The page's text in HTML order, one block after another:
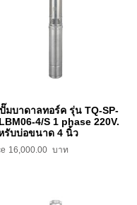
มบาดาลทอร์ค รุ่น TQ-SP-
4/S 1 phase 220V.
รับบ่อขนาด 4 นิ้ว
16,000.00